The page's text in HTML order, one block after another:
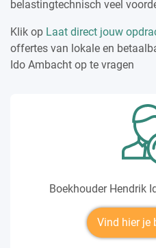
belastingtechnisch veel
Klik op Laat direct jouw
offertes van lokale en
Ido Ambacht op te vragen
Boekhouder Hendrik
Vind hier je